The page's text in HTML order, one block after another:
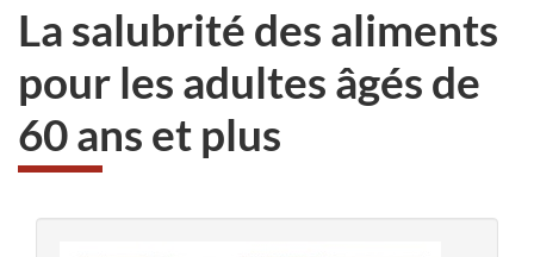
La salubrité des aliments
pour les adultes âgés de
60 ans et plus